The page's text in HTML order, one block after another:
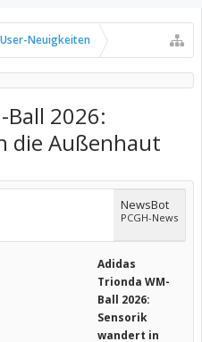
User-Neuigkeiten
Ball 2026:
die Außenhaut
NewsBot
PCGH-News
Adidas
Trionda WM-
Ball 2026:
Sensorik
wandert in